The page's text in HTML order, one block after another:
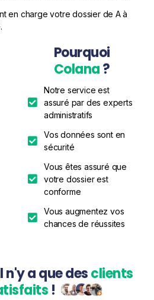
en charge votre dossier de A à
Pourquoi
Colana?
Notre service est
assuré par des experts
administratifs
Vos données sont en
sécurité
Vous êtes assuré que
votre dossier est
conforme
Vous augmentez vos
chances de réussites
n'y a que desclients
!